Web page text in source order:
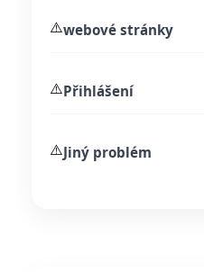
⚠️webové stránky
⚠️Přihlášení
⚠️Jiný problém